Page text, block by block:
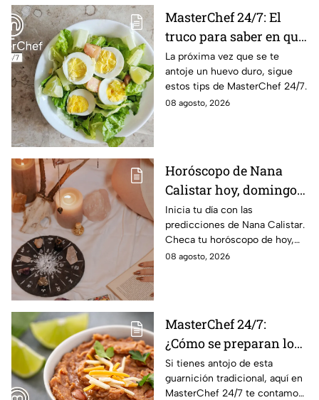
MasterChef 24/7: El
truco para saber en qué
momento está listo un
huevo cocido
La próxima vez que se te
antoje un huevo duro, sigue
estos tips de MasterChef 24/7.
08 agosto, 2026
Horóscopo de Nana
Calistar hoy, domingo 9
de agosto: estos signos
tendrán ingresos extra
Inicia tu día con las
predicciones de Nana Calistar.
Checa tu horóscopo de hoy,
domingo 9 de agosto, y
08 agosto, 2026
MasterChef 24/7:
¿Cómo se preparan los
frijoles puercos estilo
Sonora?
Si tienes antojo de esta
guarnición tradicional, aquí en
MasterChef 24/7 te contamos